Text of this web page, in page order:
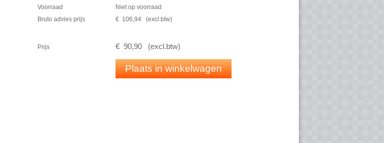
Voorraad
Niet op voorraad
Bruto advies prijs
€ 106,94 (excl.btw)
Prijs € 90,90 (excl.btw)
Plaats in winkelwagen